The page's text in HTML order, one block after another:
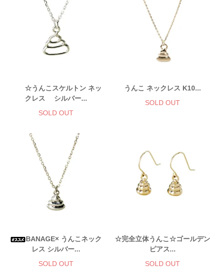
☆うんこスケルトン ネッ
クレス シルバー...
SOLD OUT
うんこ ネックレス K10...
SOLD OUT
BANAGE× うんこネック
レス シルバー...
SOLD OUT
☆完全立体うんこ☆ゴールデン
ピアス...
SOLD OUT